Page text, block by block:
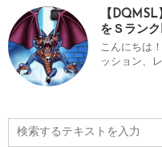
【
をＳラン
こんにちは
ッション、